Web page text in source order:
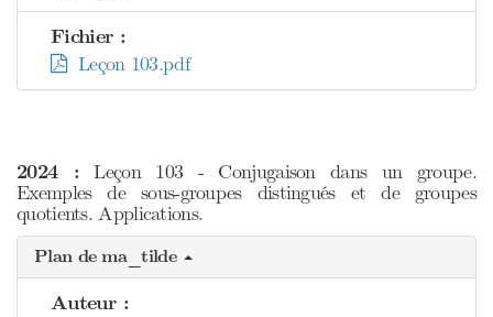
Fichier :
Leçon 103.pdf
2024 :Leçon 103 - Conjugaison dans un groupe.
Exemples de sous-groupes distingués et de groupes
quotients. Applications.
Plan de ma_tilde
Auteur :